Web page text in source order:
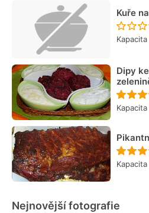
Kuře
Kapacita
Dipy
Kapacita
Kapacita
Nejnovější fotografie